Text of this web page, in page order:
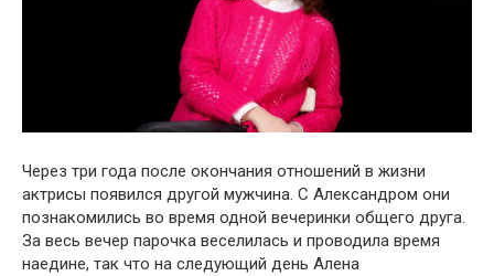
Через три года после окончания отношений в жизни
актрисы появился другой мужчина. С Александром они
познакомились во время одной вечеринки общего друга.
За весь вечер парочка веселилась и проводила время
наедине, так что на следующий день Алена